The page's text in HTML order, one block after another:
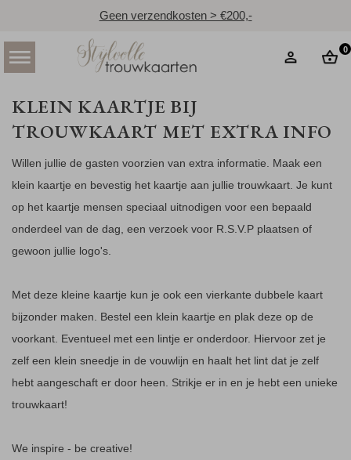
Geen verzendkosten > €200,-
0
KLEIN KAARTJE BIJ
TROUWKAART MET EXTRA INFO
Willen jullie de gasten voorzien van extra informatie. Maak een
klein kaartje en bevestig het kaartje aan jullie trouwkaart. Je kunt
op het kaartje mensen speciaal uitnodigen voor een bepaald
onderdeel van de dag, een verzoek voor R.S.V.P plaatsen of
gewoon jullie logo's.
Met deze kleine kaartje kun je ook een vierkante dubbele kaart
bijzonder maken. Bestel een klein kaartje en plak deze op de
voorkant. Eventueel met een lintje er onderdoor. Hiervoor zet je
zelf een klein sneedje in de vouwlijn en haalt het lint dat je zelf
hebt aangeschaft er door heen. Strikje er in en je hebt een unieke
trouwkaart!
We inspire - be creative!